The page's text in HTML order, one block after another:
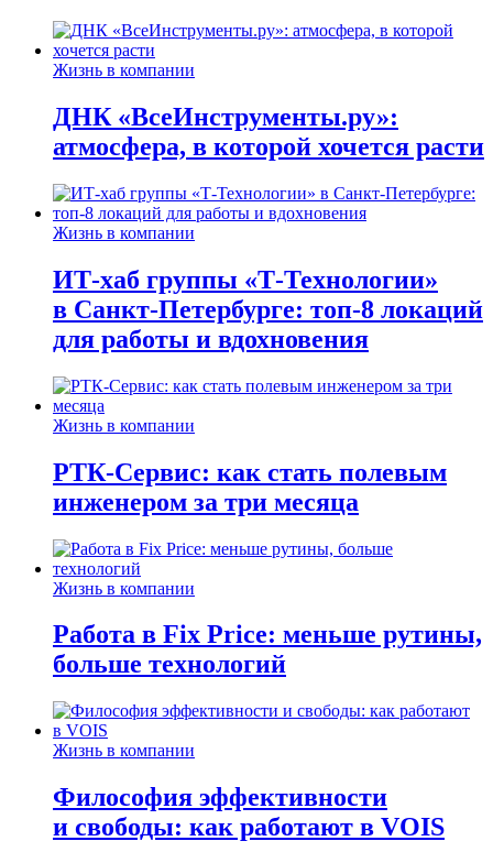
Жизнь в компании
ДНК «ВсеИнструменты.ру»:
атмосфера, в которой хочется расти
Жизнь в компании
ИТ-хаб группы «Т-Технологии»
в Санкт-Петербурге: топ-8 локаций
для работы и вдохновения
Жизнь в компании
РТК-Сервис: как стать полевым
инженером за три месяца
Жизнь в компании
Работа в Fix Price: меньше рутины,
больше технологий
Жизнь в компании
Философия эффективности
и свободы: как работают в VOIS